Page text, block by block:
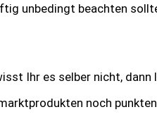
unbedingt beachten
Ihr es selber nicht, dann
noch